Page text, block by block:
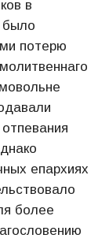
в
было
потерю
епархиях
более